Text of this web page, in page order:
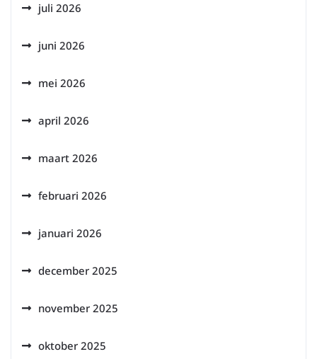
juli 2026
juni 2026
mei 2026
april 2026
maart 2026
februari 2026
januari 2026
december 2025
november 2025
oktober 2025